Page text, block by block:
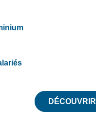
DÉCOUVRIR